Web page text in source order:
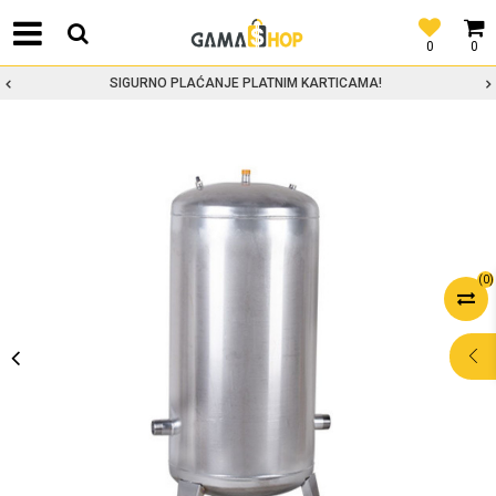
0
0
SIGURNO PLAĆANJE PLATNIM KARTICAMA!
(0)
POMOĆ PRI
KUPOVINI